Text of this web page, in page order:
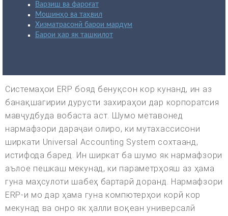
Варзиш ва фароғат
Мошинҳо ва таҳвил
Хизматрасонӣ барои мардум
Барои ҳар як ташкилот
Системаҳои ERP бояд бенуқсон кор кунанд, ин аз
банақшагирии дурусти захираҳои дар корпоратсия
мавҷудбуда вобаста аст. Шумо метавонед
нармафзори дараҷаи олиро, ки мутахассисони
ширкати Universal Accounting System сохтаанд,
истифода баред. Ин ширкат ба шумо як нармафзори
аълое пешкаш мекунад, ки параметрҳояш аз ҳама
гуна маҳсулоти шабеҳ бартарӣ доранд. Нармафзори
ERP-и мо дар ҳама гуна компютерҳои корӣ кор
мекунад ва онро як ҳалли воқеан универсалӣ